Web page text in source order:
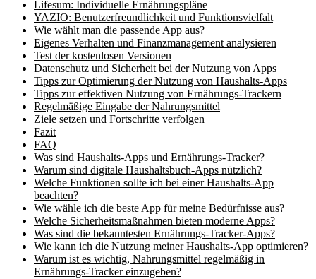
Lifesum: Individuelle Ernährungspläne
YAZIO: Benutzerfreundlichkeit und Funktionsvielfalt
Wie wählt man die passende App aus?
Eigenes Verhalten und Finanzmanagement analysieren
Test der kostenlosen Versionen
Datenschutz und Sicherheit bei der Nutzung von Apps
Tipps zur Optimierung der Nutzung von Haushalts-Apps
Tipps zur effektiven Nutzung von Ernährungs-Trackern
Regelmäßige Eingabe der Nahrungsmittel
Ziele setzen und Fortschritte verfolgen
Fazit
FAQ
Was sind Haushalts-Apps und Ernährungs-Tracker?
Warum sind digitale Haushaltsbuch-Apps nützlich?
Welche Funktionen sollte ich bei einer Haushalts-App
beachten?
Wie wähle ich die beste App für meine Bedürfnisse aus?
Welche Sicherheitsmaßnahmen bieten moderne Apps?
Was sind die bekanntesten Ernährungs-Tracker-Apps?
Wie kann ich die Nutzung meiner Haushalts-App optimieren?
Warum ist es wichtig, Nahrungsmittel regelmäßig in
Ernährungs-Tracker einzugeben?